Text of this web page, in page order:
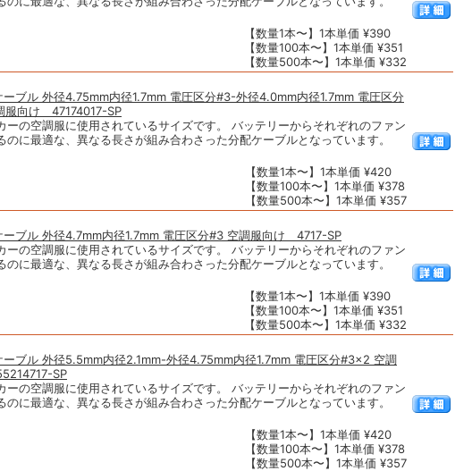
【数量1本〜】1本単価 ¥390
【数量100本〜】1本単価 ¥351
【数量500本〜】1本単価 ¥332
ーブル 外径4.75mm内径1.7mm 電圧区分#3-外径4.0mm内径1.7mm 電圧区分
服向け 47174017-SP
ーの空調服に使用されているサイズです。 バッテリーからそれぞれのファン
のに最適な、異なる長さが組み合わさった分配ケーブルとなっています。
【数量1本〜】1本単価 ¥420
【数量100本〜】1本単価 ¥378
【数量500本〜】1本単価 ¥357
ーブル 外径4.7mm内径1.7mm 電圧区分#3 空調服向け 4717-SP
ーの空調服に使用されているサイズです。 バッテリーからそれぞれのファン
のに最適な、異なる長さが組み合わさった分配ケーブルとなっています。
【数量1本〜】1本単価 ¥390
【数量100本〜】1本単価 ¥351
【数量500本〜】1本単価 ¥332
ーブル 外径5.5mm内径2.1mm-外径4.75mm内径1.7mm 電圧区分#3×2 空調
SP
ーの空調服に使用されているサイズです。 バッテリーからそれぞれのファン
のに最適な、異なる長さが組み合わさった分配ケーブルとなっています。
【数量1本〜】1本単価 ¥420
【数量100本〜】1本単価 ¥378
【数量500本〜】1本単価 ¥357